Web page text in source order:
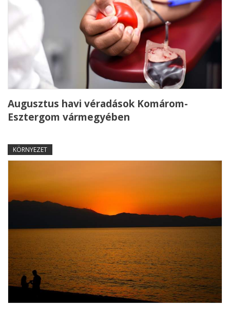
Augusztus havi véradások Komárom-
Esztergom vármegyében
KÖRNYEZET